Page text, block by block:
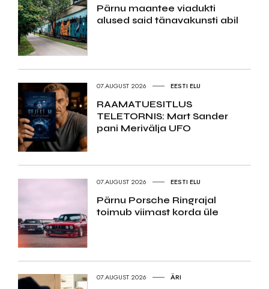
Pärnu maantee viadukti
alused said tänavakunsti abil
07.AUGUST 2026 EESTI ELU
RAAMATUESITLUS
TELETORNIS: Mart Sander
pani Merivälja UFO
07.AUGUST 2026 EESTI ELU
Pärnu Porsche Ringrajal
toimub viimast korda üle
07.AUGUST 2026 ÄRI